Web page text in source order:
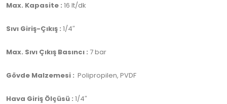
Max. Kapasite : 16 lt/dk
Sıvı Giriş-Çıkış : 1/4″
Max. Sıvı Çıkış Basıncı : 7 bar
Gövde Malzemesi : Polipropilen, PVDF
Hava Giriş Ölçüsü : 1/4″